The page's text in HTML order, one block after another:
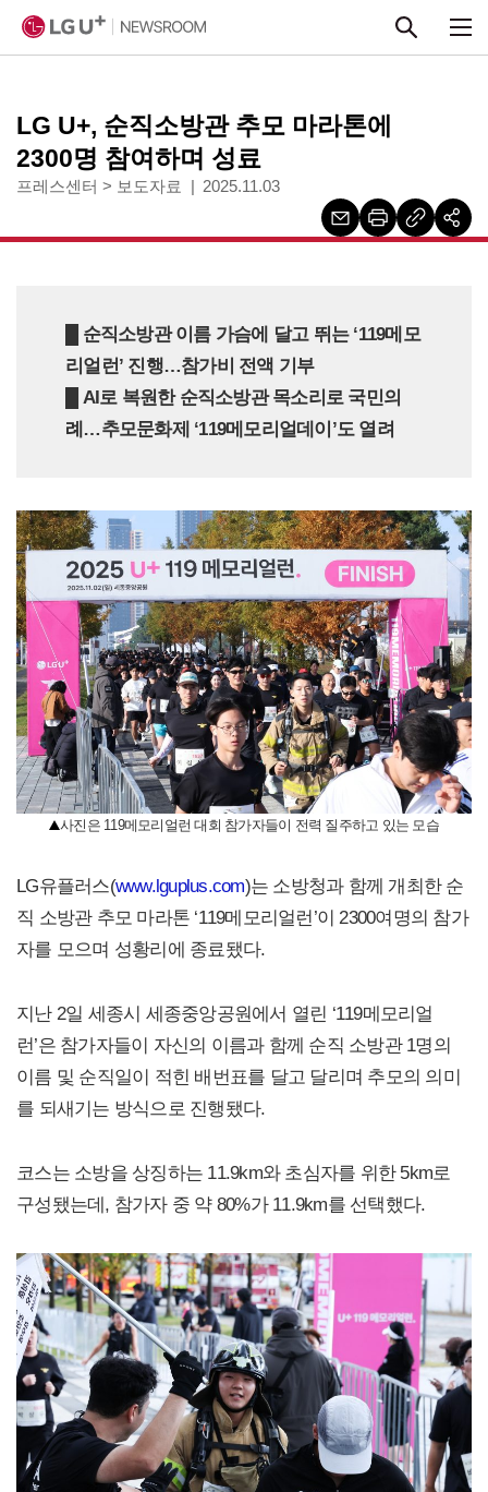
LG U+, 순직소방관 추모 마라톤에
2300명 참여하며 성료
프레스센터 > 보도자료 2025.11.03
순직소방관 이름 가슴에 달고 뛰는 ‘119메모
리얼런’ 진행…참가비 전액 기부
AI로 복원한 순직소방관 목소리로 국민의
례…추모문화제 ‘119메모리얼데이’도 열려
사진은 119메모리얼런 대회 참가자들이 전력 질주하고 있는 모습
LG유플러스(www.lguplus.com)는 소방청과 함께 개최한 순
직 소방관 추모 마라톤 ‘119메모리얼런’이 2300여명의 참가
자를 모으며 성황리에 종료됐다.
지난 2일 세종시 세종중앙공원에서 열린 ‘119메모리얼
런’은 참가자들이 자신의 이름과 함께 순직 소방관 1명의
이름 및 순직일이 적힌 배번표를 달고 달리며 추모의 의미
를 되새기는 방식으로 진행됐다.
코스는 소방을 상징하는 11.9km와 초심자를 위한 5km로
구성됐는데, 참가자 중 약 80%가 11.9km를 선택했다.